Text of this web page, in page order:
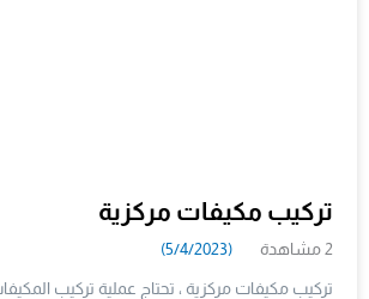
تركيب مكيفات مركزية
2 مشاهدة (5/4/2023)
تركيب مكيفات مركزية ، تحتاج عملية تركيب